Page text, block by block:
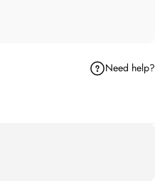
Need help?